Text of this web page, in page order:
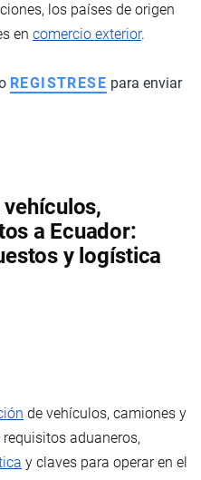
los países de origen
en comercio exterior.
REGISTRESE para enviar
a Ecuador:
y logística
de vehículos, camiones y
aduaneros,
y claves para operar en el